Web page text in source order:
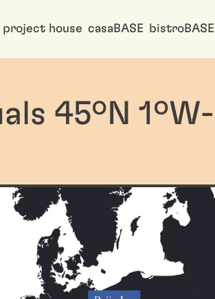
project house casaBASE bistroBASE
45ºN